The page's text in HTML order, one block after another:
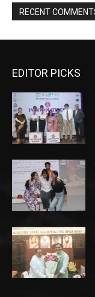
RECENT
EDITOR PICKS